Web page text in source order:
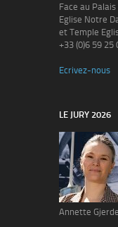
Face au
Eglise Notre
et Temple
+33 (0)6 59 25
Ecrivez-nous
LE JURY 2026
Annette